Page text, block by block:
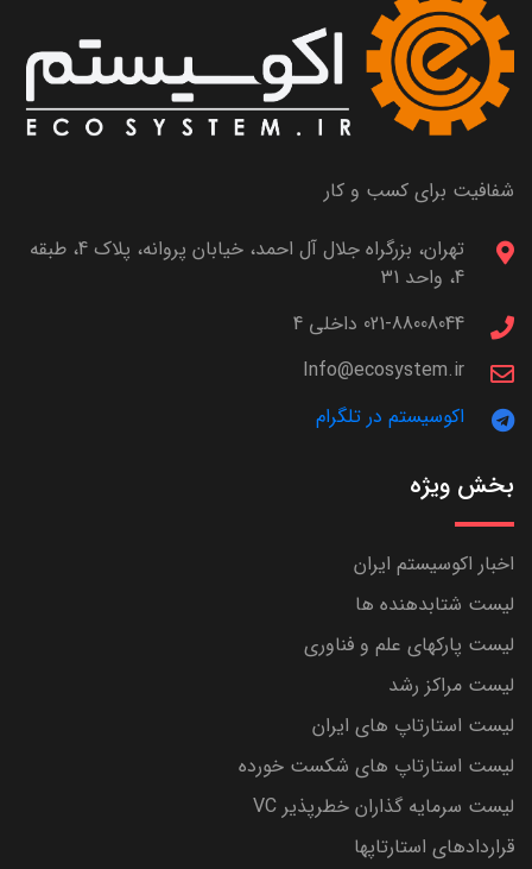
شفافیت برای کسب و کار
تهران، بزرگراه جلال آل احمد، خیابان پروانه، پلاک 4، طبقه
4، واحد 31
021-88008044 داخلی 4
Info@ecosystem.ir
اکوسیستم در تلگرام
بخش ویژه
اخبار اکوسیستم ایران
لیست شتابدهنده ها
لیست پارکهای علم و فناوری
لیست مراکز رشد
لیست استارتاپ های ایران
لیست استارتاپ های شکست خورده
لیست سرمایه گذاران خطرپذیر VC
قراردادهای استارتاپها